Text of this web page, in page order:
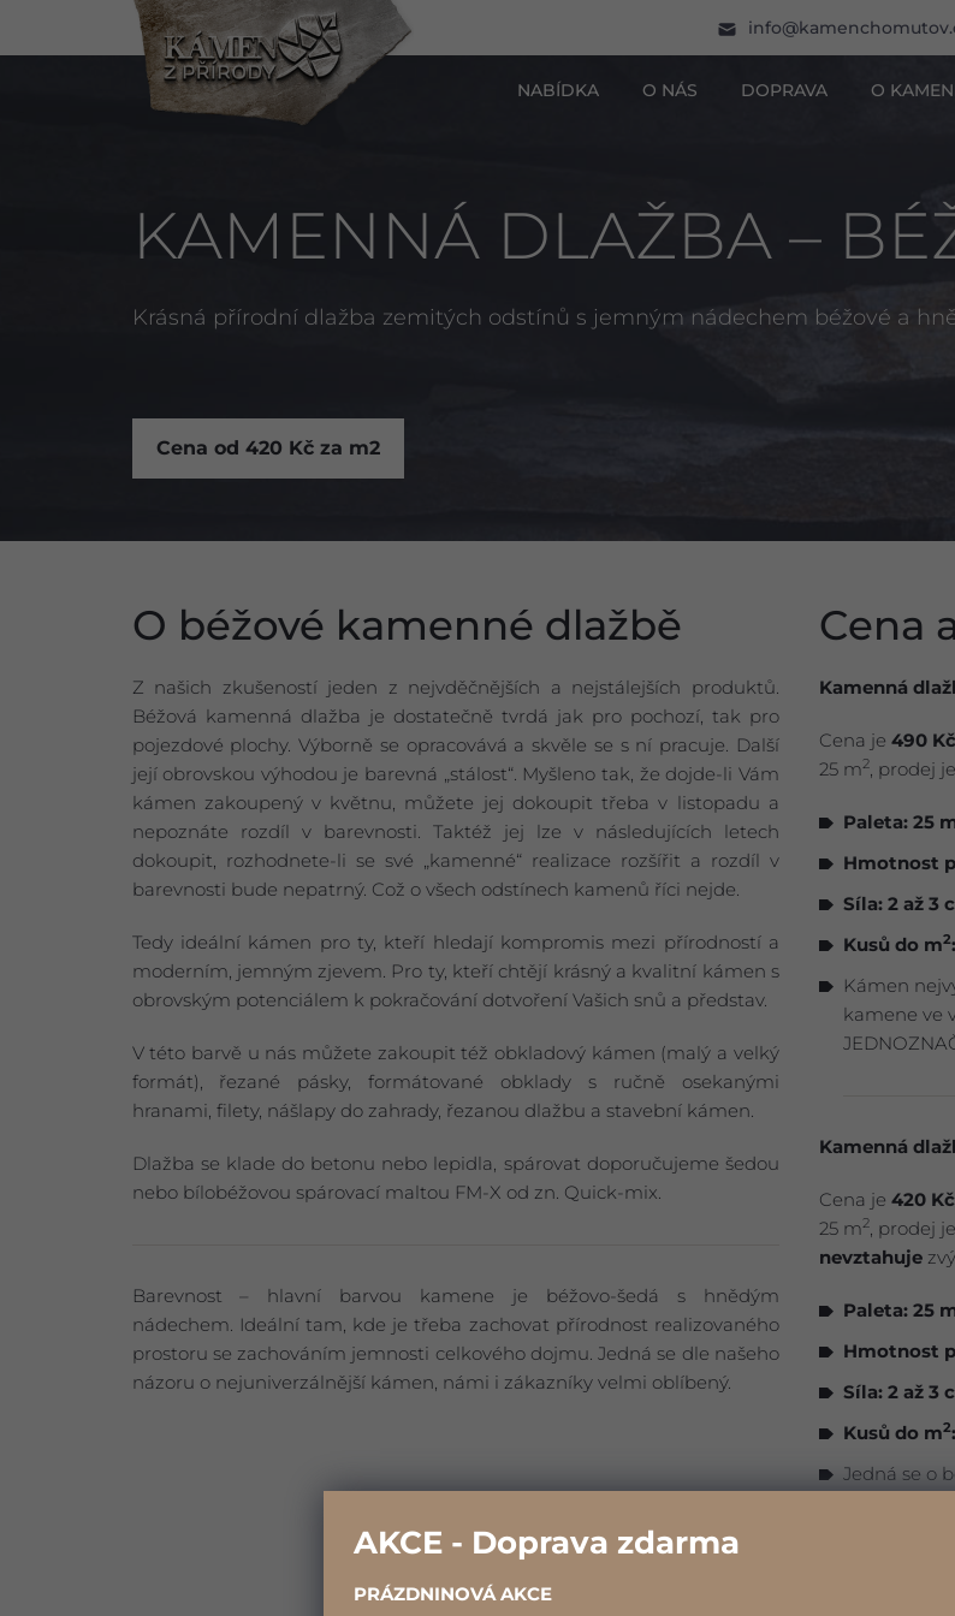
NABÍDKA O NÁS DOPRAVA O
KAMENNÁ DLAŽBA –
Krásná přírodní dlažba zemitých odstínů s jemným nádechem béžové a
Cena od 420 Kč za m2
O béžové kamenné dlažbě
Z našich zkušeností jeden z nejvděčnějších a nejstálejších produktů.
Béžová kamenná dlažba je dostatečně tvrdá jak pro pochozí, tak pro
pojezdové plochy. Výborně se opracovává a skvěle se s ní pracuje. Další
její obrovskou výhodou je barevná „stálost“. Myšleno tak, že dojde-li Vám
kámen zakoupený v květnu, můžete jej dokoupit třeba v listopadu a
nepoznáte rozdíl v barevnosti. Taktéž jej lze v následujících letech
dokoupit, rozhodnete-li se své „kamenné“ realizace rozšířit a rozdíl v
barevnosti bude nepatrný. Což o všech odstínech kamenů říci nejde.
Tedy ideální kámen pro ty, kteří hledají kompromis mezi přírodností a
moderním, jemným zjevem. Pro ty, kteří chtějí krásný a kvalitní kámen s
obrovským potenciálem k pokračování dotvoření Vašich snů a představ.
V této barvě u nás můžete zakoupit též obkladový kámen (malý a velký
formát), řezané pásky, formátované obklady s ručně osekanými
hranami, filety, nášlapy do zahrady, řezanou dlažbu a stavební kámen.
Dlažba se klade do betonu nebo lepidla, spárovat doporučujeme šedou
nebo bílobéžovou spárovací maltou FM-X od zn. Quick-mix.
Barevnost – hlavní barvou kamene je béžovo-šedá s hnědým
nádechem. Ideální tam, kde je třeba zachovat přírodnost realizovaného
prostoru se zachováním jemnosti celkového dojmu. Jedná se dle našeho
názoru o nejuniverzálnější kámen, námi i zákazníky velmi oblíbený.
Cena
Kamenná
Cena je490 Kč
25 m2, prodej
Paleta: 25
Hmotnost
Síla: 2 až 3
Kusů do m2
Kámen
kamene ve
Kamenná
Cena je420 Kč
25 m2, prodej
nevztahuje
Paleta: 25
Hmotnost
Síla: 2 až 3
Kusů do m2
Jedná se o
Pozn.:
AKCE - Doprava zdarma
PRÁZDNINOVÁ AKCE